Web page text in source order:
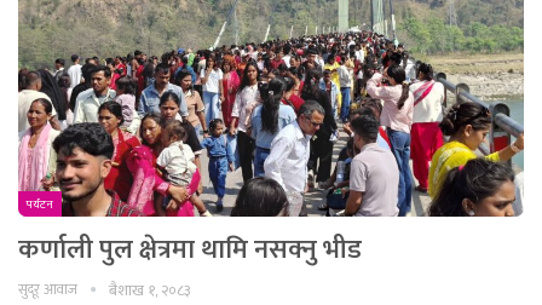
पर्यटन
कर्णाली पुल क्षेत्रमा थामि नसक्नु भीड
सुदूर आवाज बैशाख १, २०८३